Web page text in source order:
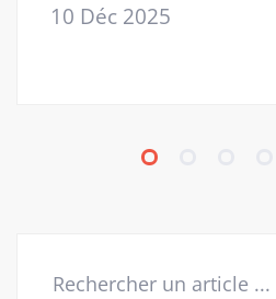
10 Déc 2025
Recherche